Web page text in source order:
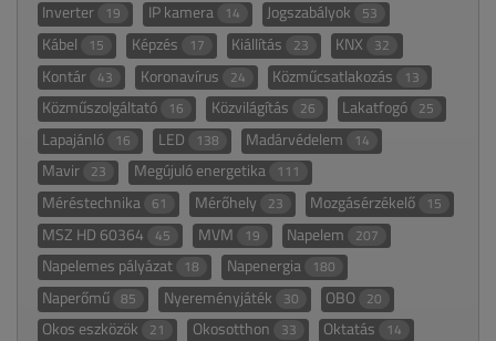
Inverter 19 IP kamera 14 Jogszabályok 53
Kábel 15 Képzés 17 Kiállítás 23 KNX 32
Kontár 43 Koronavírus 24 Közműcsatlakozás 13
Közműszolgáltató 16 Közvilágítás 26 Lakatfogó 25
Lapajánló 16 LED 138 Madárvédelem 14
Mavir 23 Megújuló energetika 111
Méréstechnika 61 Mérőhely 23 Mozgásérzékelő 15
MSZ HD 60364 45 MVM 19 Napelem 207
Napelemes pályázat 18 Napenergia 180
Naperőmű 85 Nyereményjáték 30 OBO 20
Okos eszközök 21 Okosotthon 33 Oktatás 14